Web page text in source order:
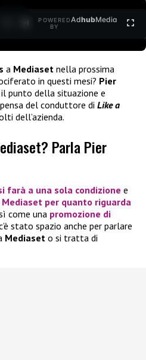
POWERED
BY
AdhubMedia
a Mediaset nella prossima
in questi mesi? Pier
punto della situazione e
del conduttore di Like a
dell’azienda.
Parla Pier
farà a una sola condizione e
Mediaset per quanto riguarda
come una promozione di
stato spazio anche per parlare
Mediaset o si tratta di